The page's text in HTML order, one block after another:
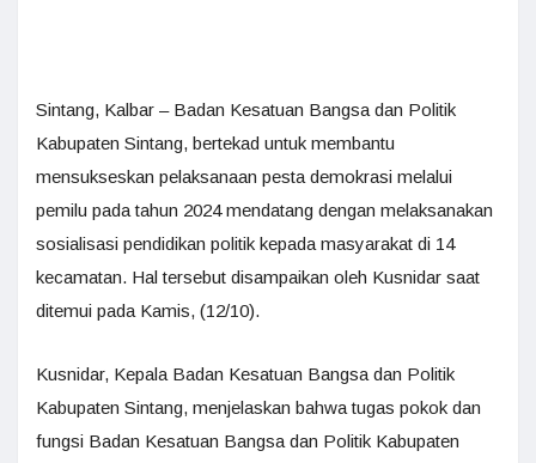
Sintang, Kalbar – Badan Kesatuan Bangsa dan Politik
Kabupaten Sintang, bertekad untuk membantu
mensukseskan pelaksanaan pesta demokrasi melalui
pemilu pada tahun 2024 mendatang dengan melaksanakan
sosialisasi pendidikan politik kepada masyarakat di 14
kecamatan. Hal tersebut disampaikan oleh Kusnidar saat
ditemui pada Kamis, (12/10).
Kusnidar, Kepala Badan Kesatuan Bangsa dan Politik
Kabupaten Sintang, menjelaskan bahwa tugas pokok dan
fungsi Badan Kesatuan Bangsa dan Politik Kabupaten